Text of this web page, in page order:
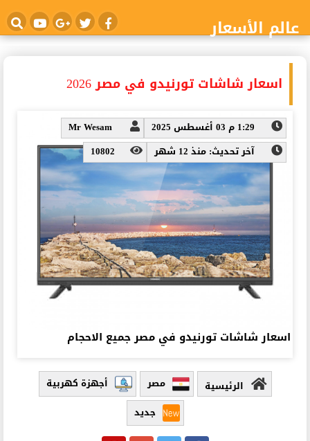
عالم الأسعار
اسعار شاشات تورنيدو في مصر 2026
1:29 م 03 أغسطس 2025
Mr Wesam
آخر تحديث: منذ 12 شهر
10802
اسعار شاشات تورنيدو في مصر جميع الاحجام
الرئيسية مصر
أجهزة كهربية
جديد